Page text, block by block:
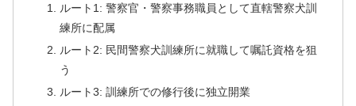
ルート1: 警察官・警察事務職員として直轄警察犬訓
練所に配属
ルート2: 民間警察犬訓練所に就職して嘱託資格を狙
う
ルート3: 訓練所での修行後に独立開業